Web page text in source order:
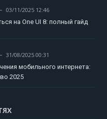
03/11/2025 12:46
на One UI 8: полный гайд
31/08/2025 00:31
мобильного интернета:
2025